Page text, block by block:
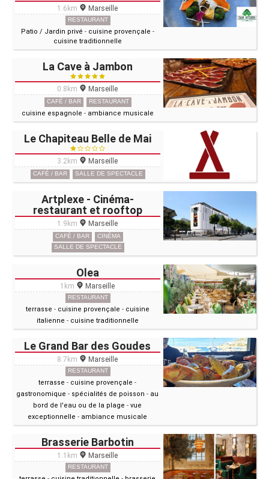
1.6km Marseille
RESTAURANT
Patio / Jardin privé - cuisine provençale -
cuisine traditionnelle
La Cave à Jambon
0.8km Marseille
CAFÉ / BAR RESTAURANT
cuisine espagnole - ambiance musicale
Le Chapiteau Belle de Mai
3.2km Marseille
CAFÉ / BAR SALLE DE SPECTACLE
Artplexe - Cinéma-
restaurant et rooftop
1.9km Marseille
CAFÉ / BAR
CINÉMA
SALLE DE SPECTACLE
Olea
1km Marseille
RESTAURANT
terrasse - cuisine provençale - cuisine
italienne - cuisine traditionnelle
Le Grand Bar des Goudes
8.7km Marseille
RESTAURANT
terrasse - cuisine provençale -
gastronomique - spécialités de poisson - au
bord de l'eau ou de la plage -vue
exceptionnelle - ambiance musicale
Brasserie Barbotin
1.1km Marseille
RESTAURANT